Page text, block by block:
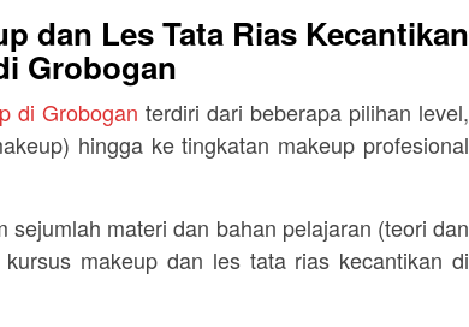
dan Les Tata Rias Kecantikan
Grobogan
di Grobogan terdiri dari beberapa pilihan level,
hingga ke tingkatan makeup profesional
sejumlah materi dan bahan pelajaran (teori dan
makeup dan les tata rias kecantikan di